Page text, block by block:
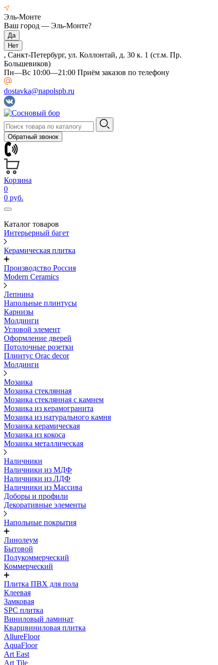
Эль-Монте
Ваш город — Эль-Монте?
, Санкт-Петербург, ул. Коллонтай, д. 30 к. 1 (ст.м. Пр.
Большевиков)
Пн—Вс 10:00—21:00 Приём заказов по телефону
dostavka@napolspb.ru
Обратный звонок
Корзина
0
0 руб.
Каталог товаров
Интерьерный багет
Керамическая плитка
Производство Россия
Modern Ceramics
Лепнина
Напольные плинтусы
Карнизы
Молдинги
Угловой элемент
Оформление дверей
Потолочные розетки
Плинтус Orac decor
Молдинги
Мозаика
Мозаика стеклянная
Мозаика стеклянная с камнем
Мозаика из керамогранита
Мозаика из натурального камня
Мозаика керамическая
Мозаика из кокоса
Мозаика металлическая
Наличники
Наличники из МДФ
Наличники из ЛДФ
Наличники из Массива
Доборы и профили
Декоративные элементы
Напольные покрытия
Линолеум
Бытовой
Полукоммерческий
Коммерческий
Плитка ПВХ для пола
Клеевая
Замковая
SPC плитка
Виниловый ламинат
Кварцвиниловая плитка
AllureFloor
AquaFloor
Art East
Art Tile